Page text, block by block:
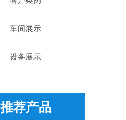
推荐产品
车间展示
设备展示